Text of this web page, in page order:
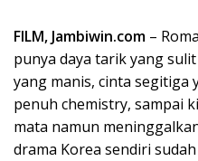
FILM, Jambiwin.com –
punya daya tarik yang
yang manis, cinta segitiga
penuh chemistry, sampai
mata namun
drama Korea sendiri